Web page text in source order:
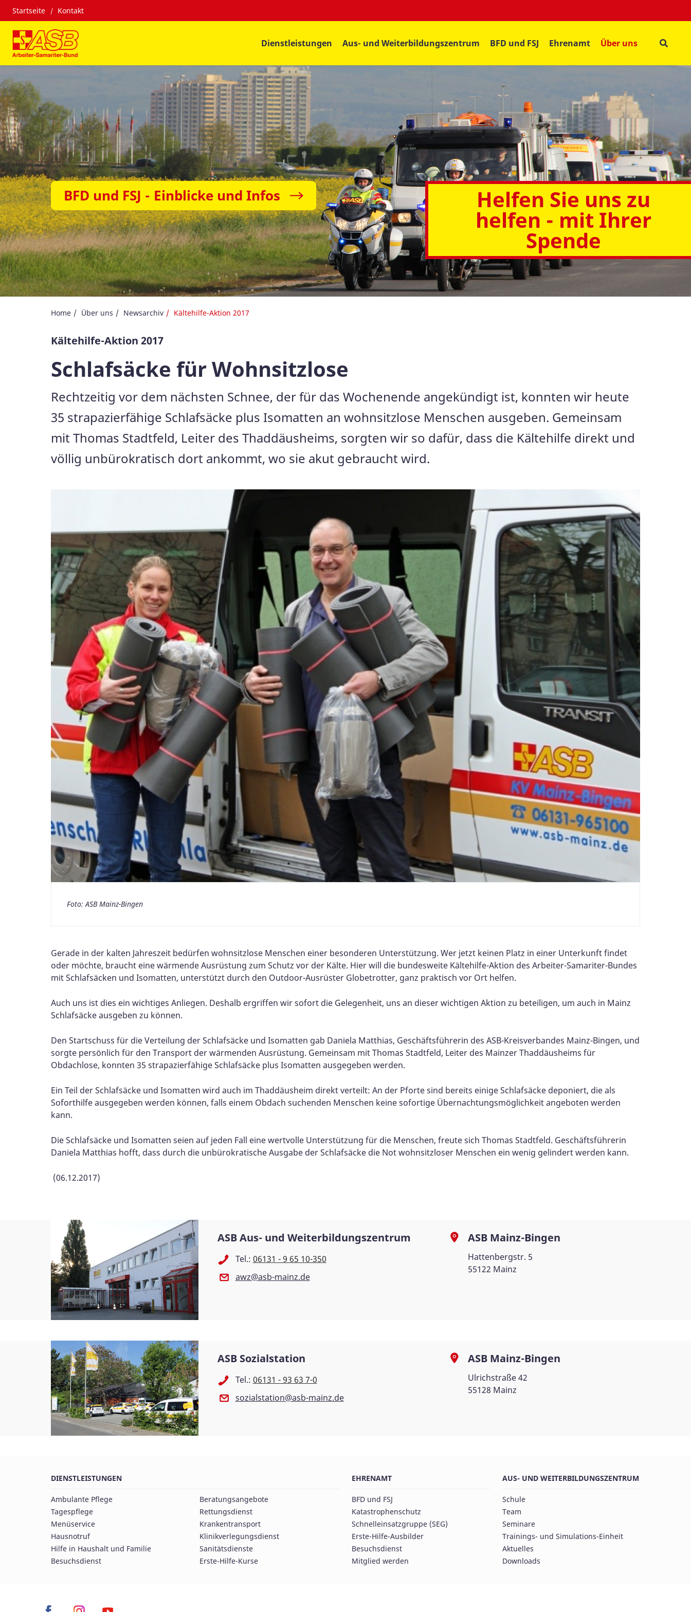
Startseite Kontakt
Dienstleistungen Aus- und Weiterbildungszentrum BFD und FSJ Ehrenamt Über uns
Helfen Sie uns zu
helfen - mit Ihrer
Spende
BFD und FSJ - Einblicke und Infos
Home Über uns Newsarchiv Kältehilfe-Aktion 2017
Kältehilfe-Aktion 2017
Schlafsäcke für Wohnsitzlose
Rechtzeitig vor dem nächsten Schnee, der für das Wochenende angekündigt ist, konnten wir heute
35 strapazierfähige Schlafsäcke plus Isomatten an wohnsitzlose Menschen ausgeben. Gemeinsam
mit Thomas Stadtfeld, Leiter des Thaddäusheims, sorgten wir so dafür, dass die Kältehilfe direkt und
völlig unbürokratisch dort ankommt, wo sie akut gebraucht wird.
Foto: ASB Mainz-Bingen
Gerade in der kalten Jahreszeit bedürfen wohnsitzlose Menschen einer besonderen Unterstützung. Wer jetzt keinen Platz in einer Unterkunft findet
oder möchte, braucht eine wärmende Ausrüstung zum Schutz vor der Kälte. Hier will die bundesweite Kältehilfe-Aktion des Arbeiter-Samariter-Bundes
mit Schlafsäcken und Isomatten, unterstützt durch den Outdoor-Ausrüster Globetrotter, ganz praktisch vor Ort helfen.
Auch uns ist dies ein wichtiges Anliegen. Deshalb ergriffen wir sofort die Gelegenheit, uns an dieser wichtigen Aktion zu beteiligen, um auch in Mainz
Schlafsäcke ausgeben zu können.
Den Startschuss für die Verteilung der Schlafsäcke und Isomatten gab Daniela Matthias, Geschäftsführerin des ASB-Kreisverbandes Mainz-Bingen, und
sorgte persönlich für den Transport der wärmenden Ausrüstung. Gemeinsam mit Thomas Stadtfeld, Leiter des Mainzer Thaddäusheims für
Obdachlose, konnten 35 strapazierfähige Schlafsäcke plus Isomatten ausgegeben werden.
Ein Teil der Schlafsäcke und Isomatten wird auch im Thaddäusheim direkt verteilt: An der Pforte sind bereits einige Schlafsäcke deponiert, die als
Soforthilfe ausgegeben werden können, falls einem Obdach suchenden Menschen keine sofortige Übernachtungsmöglichkeit angeboten werden
kann.
Die Schlafsäcke und Isomatten seien auf jeden Fall eine wertvolle Unterstützung für die Menschen, freute sich Thomas Stadtfeld. Geschäftsführerin
Daniela Matthias hofft, dass durch die unbürokratische Ausgabe der Schlafsäcke die Not wohnsitzloser Menschen ein wenig gelindert werden kann.
(06.12.2017)
ASB Aus- und Weiterbildungszentrum
Tel.: 06131 - 9 65 10-350
awz@asb-mainz.de
ASB Mainz-Bingen
Hattenbergstr. 5
55122 Mainz
ASB Sozialstation
Tel.: 06131 - 93 63 7-0
sozialstation@asb-mainz.de
ASB Mainz-Bingen
Ulrichstraße 42
55128 Mainz
DIENSTLEISTUNGEN
Ambulante Pflege
Tagespflege
Menüservice
Hausnotruf
Hilfe in Haushalt und Familie
Besuchsdienst
Beratungsangebote
Rettungsdienst
Krankentransport
Klinikverlegungsdienst
Sanitätsdienste
Erste-Hilfe-Kurse
EHRENAMT
BFD und FSJ
Katastrophenschutz
Schnelleinsatzgruppe (SEG)
Erste-Hilfe-Ausbilder
Besuchsdienst
Mitglied werden
AUS- UND WEITERBILDUNGSZENTRUM
Schule
Team
Seminare
Trainings- und Simulations-Einheit
Aktuelles
Downloads